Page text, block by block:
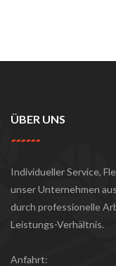
ÜBER UNS
Individueller Service,
unser Unternehmen
durch professionelle
Leistungs-Verhältnis.
Anfahrt: